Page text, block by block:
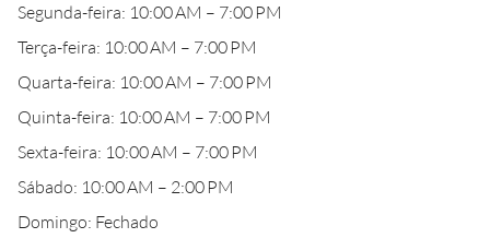
Segunda-feira: 10:00 AM – 7:00 PM
Terça-feira: 10:00 AM – 7:00 PM
Quarta-feira: 10:00 AM – 7:00 PM
Quinta-feira: 10:00 AM – 7:00 PM
Sexta-feira: 10:00 AM – 7:00 PM
Sábado: 10:00 AM – 2:00 PM
Domingo: Fechado